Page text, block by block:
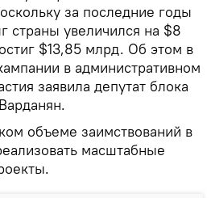
за последние годы
страны увеличился на $8
$13,85 млрд. Об этом в
в административном
заявила депутат блока
объеме заимствований в
масштабные